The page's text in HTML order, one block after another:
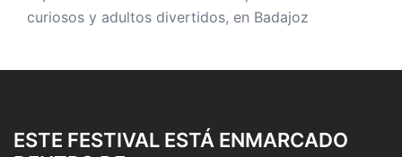
curiosos y adultos divertidos, en Badajoz
ESTE FESTIVAL ESTÁ ENMARCADO